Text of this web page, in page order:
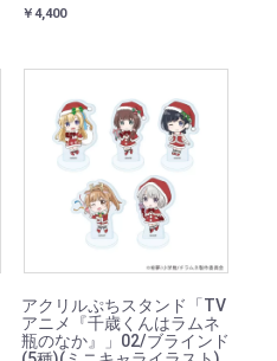
￥4,400
アクリルぷちスタンド「TV
アニメ『千歳くんはラムネ
瓶のなか』」02/ブラインド